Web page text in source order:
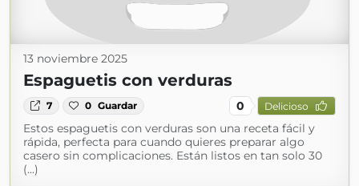
13 noviembre 2025
Espaguetis con verduras
7 0 Guardar 0 Delicioso
Estos espaguetis con verduras son una receta fácil y
rápida, perfecta para cuando quieres preparar algo
casero sin complicaciones. Están listos en tan solo 30
(...)